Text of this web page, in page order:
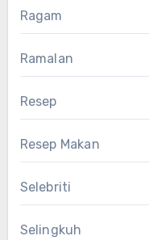
Ragam
Ramalan
Resep
Resep Makan
Selebriti
Selingkuh